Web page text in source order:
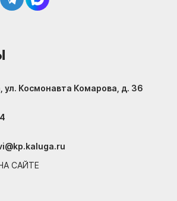
ул. Космонавта Комарова, д. 36
САЙТЕ